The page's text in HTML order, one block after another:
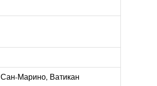
Марино, Ватикан